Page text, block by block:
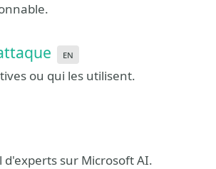
en
ou qui les utilisent.
sur Microsoft AI.